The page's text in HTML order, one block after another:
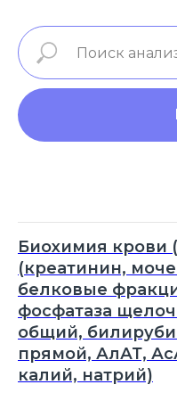
Биохимия крови
(креатинин,
белковые
фосфатаза
общий,
прямой, АлАТ,
калий, натрий)